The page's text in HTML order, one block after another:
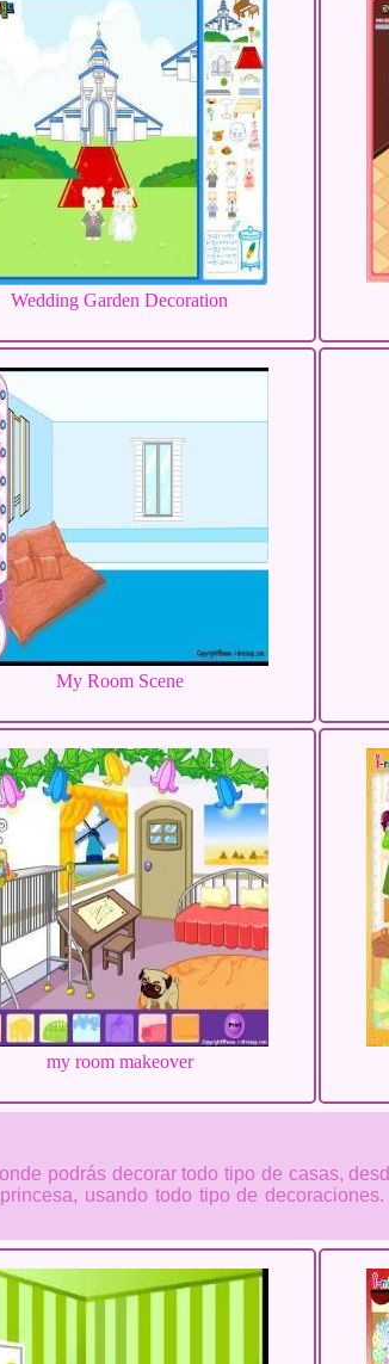
Wedding Garden Decoration
My Room Scene
my room makeover
podrás decorar todo tipo de casas,
usando todo tipo de